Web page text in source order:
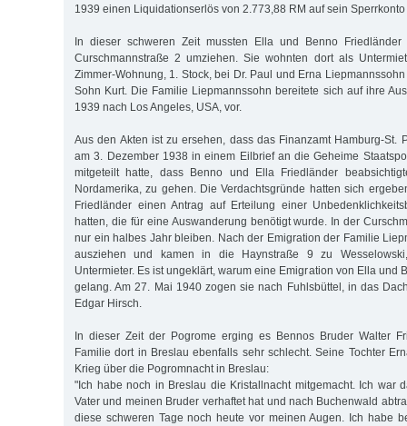
1939 einen Liquidationserlös von 2.773,88 RM auf sein
In dieser schweren Zeit mussten Ella und Benno
Curschmannstraße 2 umziehen. Sie wohnten dort als
Zimmer-Wohnung, 1. Stock, bei Dr. Paul und Erna
Sohn Kurt. Die Familie Liepmannssohn bereitete sich auf ihre
1939 nach Los Angeles, USA, vor.
Aus den Akten ist zu ersehen, dass das Finanzamt Hamburg-St.
am 3. Dezember 1938 in einem Eilbrief an die Geheime
mitgeteilt hatte, dass Benno und Ella Friedländer
Nordamerika, zu gehen. Die Verdachtsgründe hatten sich
Friedländer einen Antrag auf Erteilung einer
hatten, die für eine Auswanderung benötigt wurde. In der
nur ein halbes Jahr bleiben. Nach der Emigration der Familie
ausziehen und kamen in die Haynstraße 9 zu
Untermieter. Es ist ungeklärt, warum eine Emigration von Ella und
gelang. Am 27. Mai 1940 zogen sie nach Fuhlsbüttel, in das
Edgar Hirsch.
In dieser Zeit der Pogrome erging es Bennos Bruder Walter
Familie dort in Breslau ebenfalls sehr schlecht. Seine Tochter
Krieg über die Pogromnacht in Breslau:
"Ich habe noch in Breslau die Kristallnacht mitgemacht. Ich war
Vater und meinen Bruder verhaftet hat und nach Buchenwald
diese schweren Tage noch heute vor meinen Augen. Ich habe